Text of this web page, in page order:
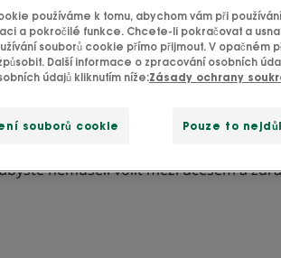
ochranu
účesu, od fénů až po žehličky na
oslabují vodíkové vazby ve
tepla napadají ochrannou
suché a hladké, ale začnou být
nemuseli volit mezi účesem a
používáme k tomu, abychom vám při
a pokročilé funkce. Chcete-li pokračovat a
souborů cookie přímo přijmout. V opačném
Další informace o zpracování osobních
údajů kliknutím níže:Zásady ochrany
souborů cookie Pouze to